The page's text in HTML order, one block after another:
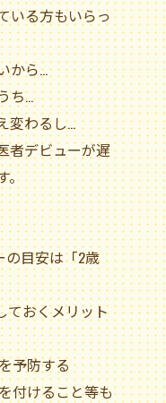
いる方もいらっ
から…
ち…
変わるし…
者デビューが遅
。
目安は「2歳
ておくメリット
予防する
付けること等も